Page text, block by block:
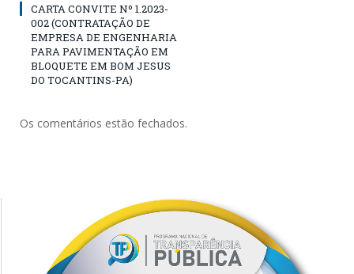
CARTA CONVITE Nº 1.2023-
002 (CONTRATAÇÃO DE
EMPRESA DE ENGENHARIA
PARA PAVIMENTAÇÃO EM
BLOQUETE EM BOM JESUS
DO TOCANTINS-PA)
Os comentários estão fechados.